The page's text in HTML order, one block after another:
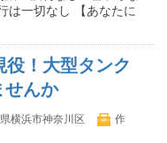
は一切なし 【あなたに
役！大型タンク
せんか
横浜市神奈川区
作